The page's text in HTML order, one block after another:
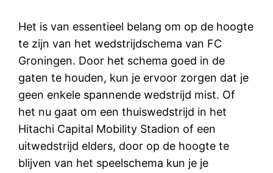
Het is van essentieel belang om op de hoogte
te zijn van het wedstrijdschema van FC
Groningen. Door het schema goed in de
gaten te houden, kun je ervoor zorgen dat je
geen enkele spannende wedstrijd mist. Of
het nu gaat om een thuiswedstrijd in het
Hitachi Capital Mobility Stadion of een
uitwedstrijd elders, door op de hoogte te
blijven van het speelschema kun je je